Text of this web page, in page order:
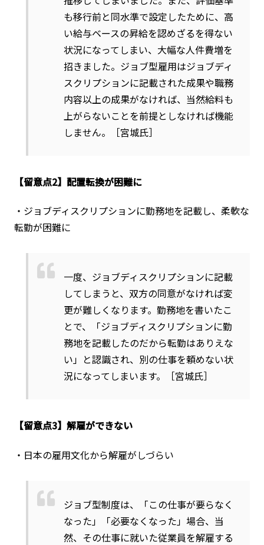
も移行前と同水準で設定したために、高
い給与ベースの昇給を認めざるを得ない
状況になってしまい、大幅な人件費増を
招きました。ジョブ型雇用はジョブディ
スクリプションに記載された成果や職務
内容以上の成果がなければ、当然給料も
上がらないことを前提としなければ機能
しません。［宮城氏］
【留意点2】配置転換が困難に
・ジョブディスクリプションに勤務地を記載し、柔軟な
転勤が困難に
一度、ジョブディスクリプションに記載
してしまうと、双方の同意がなければ変
更が難しくなります。勤務地を書いたこ
とで、「ジョブディスクリプションに勤
務地を記載したのだから転勤はありえな
い」と認識され、別の仕事を頼めない状
況になってしまいます。［宮城氏］
【留意点3】解雇ができない
・日本の雇用文化から解雇がしづらい
ジョブ型制度は、「この仕事が要らなく
なった」「必要なくなった」場合、当
然、その仕事に就いた従業員を解雇する